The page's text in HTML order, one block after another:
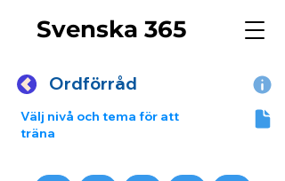
Svenska 365
Ordförråd
Välj nivå och tema för att
träna